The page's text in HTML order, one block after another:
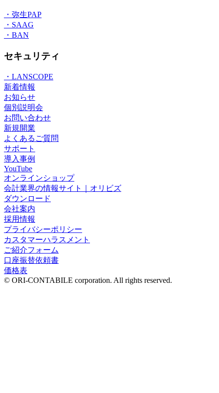
・弥生PAP
・SAAG
・BAN
セキュリティ
・LANSCOPE
新着情報
お知らせ
個別説明会
お問い合わせ
新規開業
よくあるご質問
サポート
導入事例
YouTube
オンラインショップ
会計業界の情報サイト｜オリビズ
ダウンロード
会社案内
採用情報
プライバシーポリシー
カスタマーハラスメント
ご紹介フォーム
口座振替依頼書
価格表
© ORI-CONTABILE corporation. All rights reserved.